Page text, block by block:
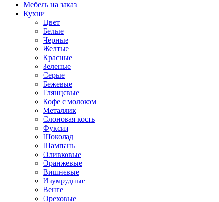
Мебель на заказ
Кухни
Цвет
Белые
Черные
Желтые
Красные
Зеленые
Серые
Бежевые
Глянцевые
Кофе с молоком
Металлик
Слоновая кость
Фуксия
Шоколад
Шампань
Оливковые
Оранжевые
Вишневые
Изумрудные
Венге
Ореховые